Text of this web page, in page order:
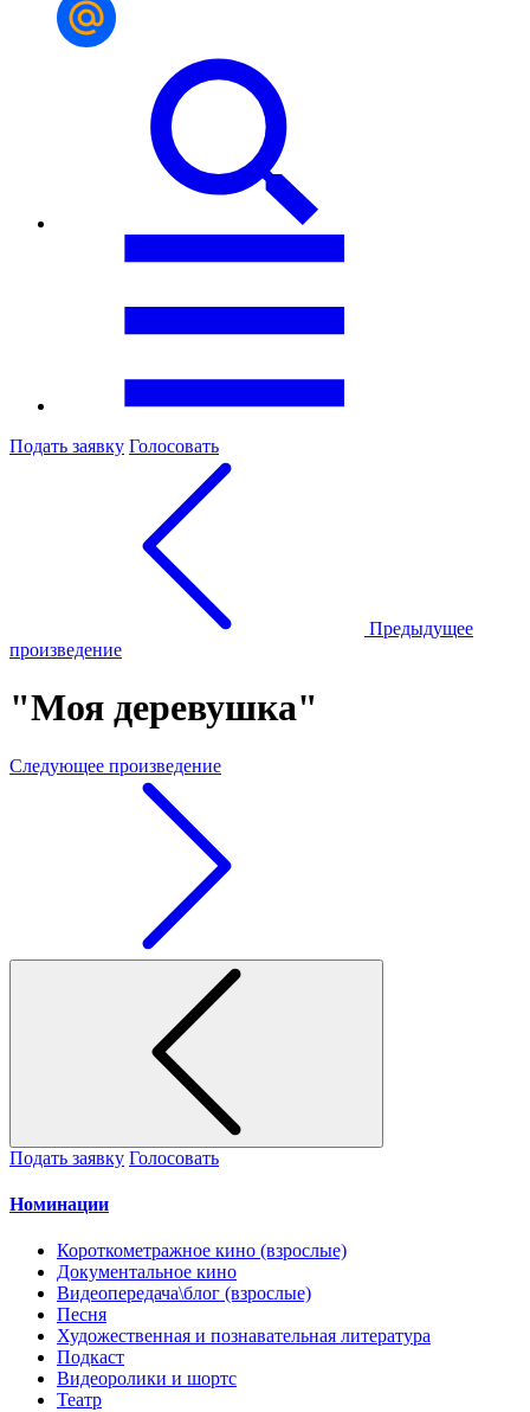
Подать заявку Голосовать
Предыдущее
произведение
"Моя деревушка"
Следующее произведение
Подать заявку Голосовать
Номинации
Короткометражное кино (взрослые)
Документальное кино
Видеопередача\блог (взрослые)
Песня
Художественная и познавательная литература
Подкаст
Видеоролики и шортс
Театр